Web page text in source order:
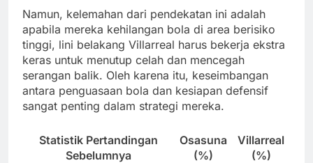
Namun, kelemahan dari pendekatan ini adalah
apabila mereka kehilangan bola di area berisiko
tinggi, lini belakang Villarreal harus bekerja ekstra
keras untuk menutup celah dan mencegah
serangan balik. Oleh karena itu, keseimbangan
antara penguasaan bola dan kesiapan defensif
sangat penting dalam strategi mereka.
Statistik Pertandingan
Sebelumnya
Osasuna
(%)
Villarreal
(%)